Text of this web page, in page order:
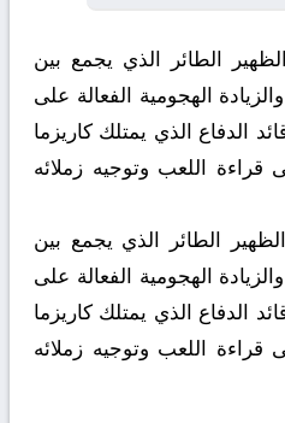
الظهير الطائر الذي يجمع بين
الهجومية الفعالة على
الدفاع الذي يمتلك كاريزما
قراءة اللعب وتوجيه زملائه
الظهير الطائر الذي يجمع بين
الهجومية الفعالة على
الدفاع الذي يمتلك كاريزما
قراءة اللعب وتوجيه زملائه